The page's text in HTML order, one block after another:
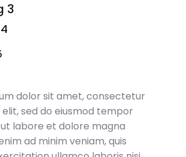
3
dolor sit amet, consectetur
sed do eiusmod tempor
labore et dolore magna
ad minim veniam, quis